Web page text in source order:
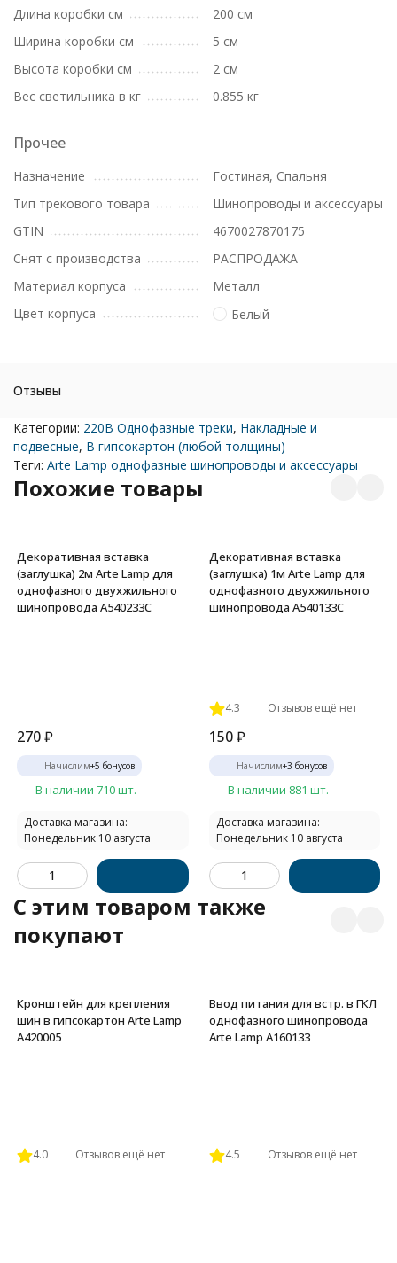
Длина коробки см
200 см
Ширина коробки см
5 см
Высота коробки см
2 см
Вес светильника в кг
0.855 кг
Прочее
Назначение
Гостиная, Спальня
Тип трекового товара
Шинопроводы и аксессуары
GTIN
4670027870175
Снят с производства
РАСПРОДАЖА
Материал корпуса
Металл
Цвет корпуса
Белый
Отзывы
Категории: 220В Однофазные треки, Накладные и
подвесные, В гипсокартон (любой толщины)
Теги: Arte Lamp однофазные шинопроводы и аксессуары
Похожие товары
Декоративная вставка
(заглушка) 2м Arte Lamp для
однофазного двухжильного
шинопровода A540233С
270₽
Начислим+5 бонусов
В наличии 710 шт.
Доставка магазина:
Понедельник 10 августа
Декоративная вставка
(заглушка) 1м Arte Lamp для
однофазного двухжильного
шинопровода A540133С
4.3 Отзывов ещё нет
150 ₽
Начислим+3 бонусов
В наличии 881 шт.
Доставка магазина:
Понедельник 10 августа
C этим товаром также
покупают
Кронштейн для крепления
шин в гипсокартон Arte Lamp
A420005
4.0 Отзывов ещё нет
Ввод питания для встр. в ГКЛ
однофазного шинопровода
Arte Lamp A160133
4.5 Отзывов ещё нет